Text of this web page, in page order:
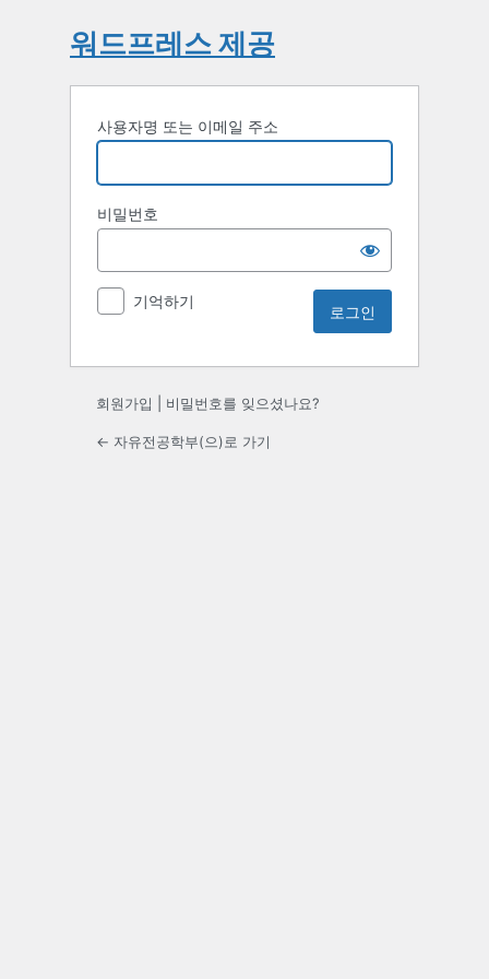
워드프레스 제공
사용자명 또는 이메일 주소
비밀번호
기억하기
회원가입 비밀번호를 잊으셨나요?
← 자유전공학부(으)로 가기